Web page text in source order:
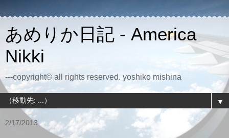
あめりか日記 - America
Nikki
---copyright© all rights reserved. yoshiko mishina
▼
2/17/2013